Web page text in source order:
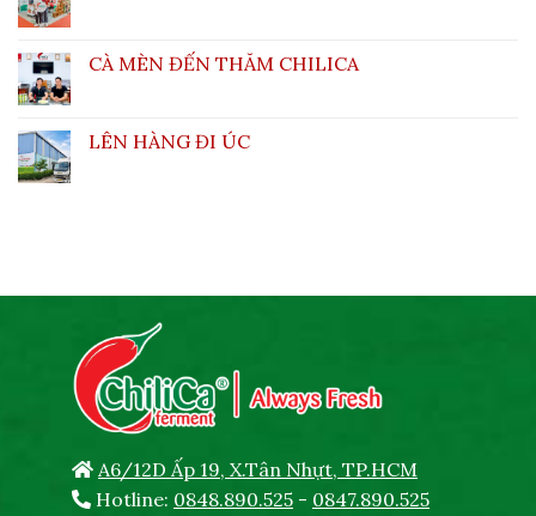
CÀ MÈN ĐẾN THĂM CHILICA
LÊN HÀNG ĐI ÚC
A6/12D Ấp 19, X.Tân Nhựt, TP.HCM
Hotline: 0848.890.525 - 0847.890.525